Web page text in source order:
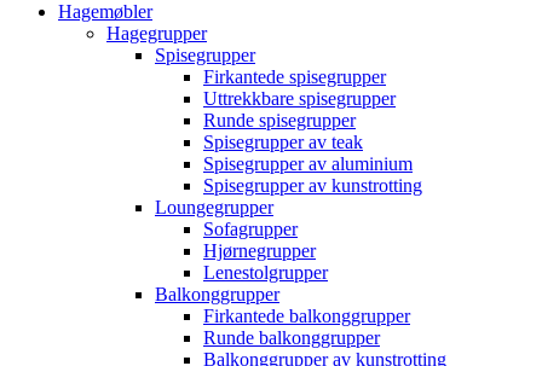
Hagemøbler
Hagegrupper
Spisegrupper
Firkantede spisegrupper
Uttrekkbare spisegrupper
Runde spisegrupper
Spisegrupper av teak
Spisegrupper av aluminium
Spisegrupper av kunstrotting
Loungegrupper
Sofagrupper
Hjørnegrupper
Lenestolgrupper
Balkonggrupper
Firkantede balkonggrupper
Runde balkonggrupper
Balkonggrupper av kunstrotting